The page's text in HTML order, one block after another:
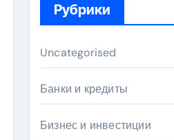
Рубрики
Uncategorised
Банки и кредиты
Бизнес и инвестиции